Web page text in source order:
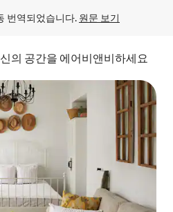
번역되었습니다. 원문 보기
의 공간을 에어비앤비하세요